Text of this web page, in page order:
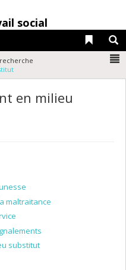
social
Liens
en milieu
maltraitance
substitut